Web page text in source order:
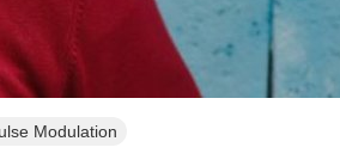
Modulation